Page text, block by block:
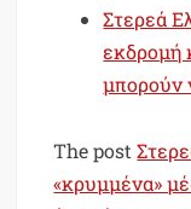
Στερεά
εκδρομή
μπορούν
The post
«κρυμμένα»